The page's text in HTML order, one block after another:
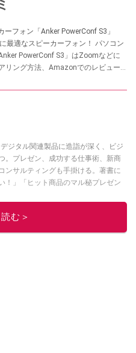
フォン「Anker PowerConf S3」
最適なスピーカーフォン！ パソコン
PowerConf S3」はZoomなどに
リング方法、Amazonでのレビュー
ジタル関連製品に造詣が深く、ビジ
。プレゼン、成功する仕事術、新商
ンサルティングも手掛ける。著書に
！」「ヒット商品のマル秘プレゼン
む＞